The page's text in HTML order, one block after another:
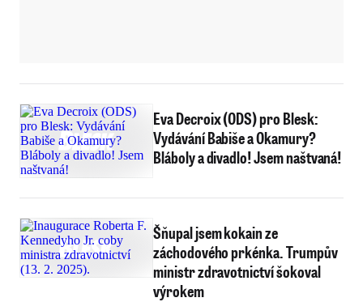
Eva Decroix (ODS) pro Blesk:
Vydávání Babiše a Okamury?
Bláboly a divadlo! Jsem naštvaná!
Šňupal jsem kokain ze
záchodového prkénka. Trumpův
ministr zdravotnictví šokoval
výrokem